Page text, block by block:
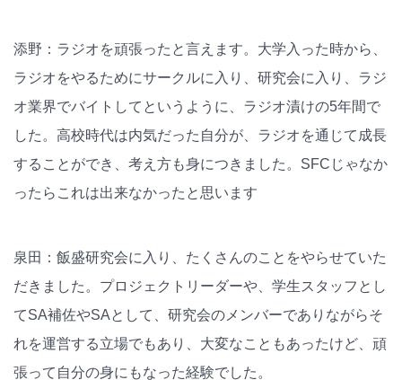
添野：ラジオを頑張ったと言えます。大学入った時から、
ラジオをやるためにサークルに入り、研究会に入り、ラジ
オ業界でバイトしてというように、ラジオ漬けの5年間で
した。高校時代は内気だった自分が、ラジオを通じて成長
することができ、考え方も身につきました。SFCじゃなか
ったらこれは出来なかったと思います
泉田：飯盛研究会に入り、たくさんのことをやらせていた
だきました。プロジェクトリーダーや、学生スタッフとし
てSA補佐やSAとして、研究会のメンバーでありながらそ
れを運営する立場でもあり、大変なこともあったけど、頑
張って自分の身にもなった経験でした。